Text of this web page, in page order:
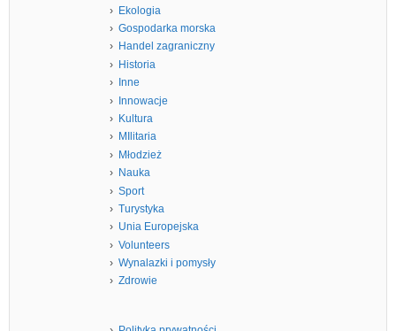
Ekologia
Gospodarka morska
Handel zagraniczny
Historia
Inne
Innowacje
Kultura
MIlitaria
Młodzież
Nauka
Sport
Turystyka
Unia Europejska
Volunteers
Wynalazki i pomysły
Zdrowie